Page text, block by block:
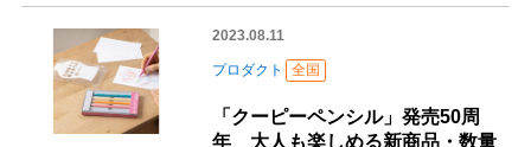
2023.08.11
プロダクト 全国
「クーピーペンシル」発売50周
年 大人も楽しめる新商品・数量